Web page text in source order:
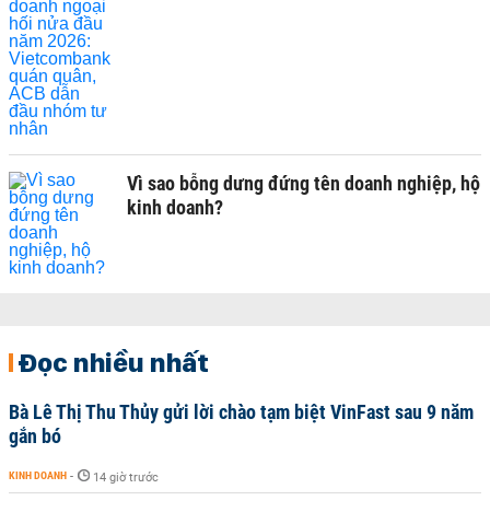
Vì sao bỗng dưng đứng tên doanh nghiệp, hộ
kinh doanh?
Đọc nhiều nhất
Bà Lê Thị Thu Thủy gửi lời chào tạm biệt VinFast sau 9 năm
gắn bó
KINH DOANH - 14 giờ trước